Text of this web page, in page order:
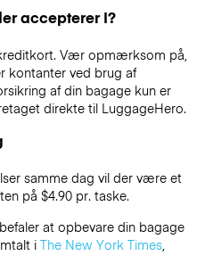
accepterer I?
Vær opmærksom på,
kontanter ved brug af
af din bagage kun er
direkte til LuggageHero.
samme dag vil der være et
på $4.90 pr. taske.
at opbevare din bagage
i The New York Times,